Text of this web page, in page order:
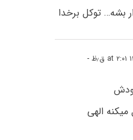
بشه… توکل برخدا
-
الهی